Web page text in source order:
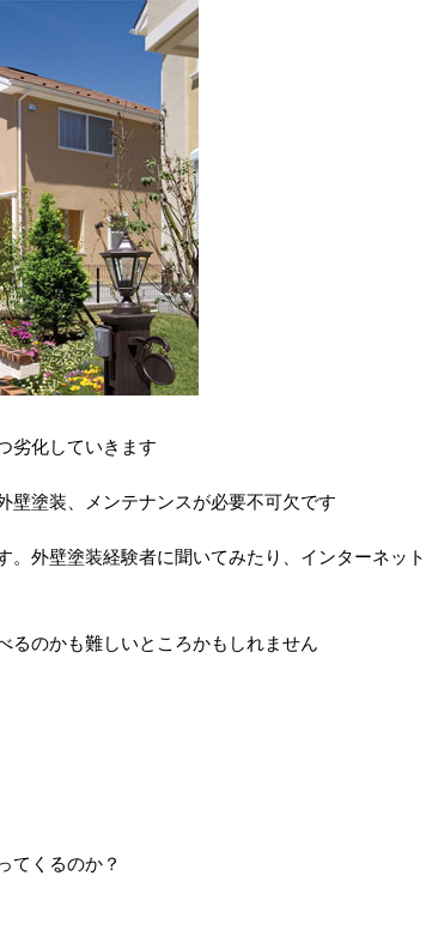
劣化していきます
壁塗装、メンテナンスが必要不可欠です
。外壁塗装経験者に聞いてみたり、インターネット
るのかも難しいところかもしれません
てくるのか？